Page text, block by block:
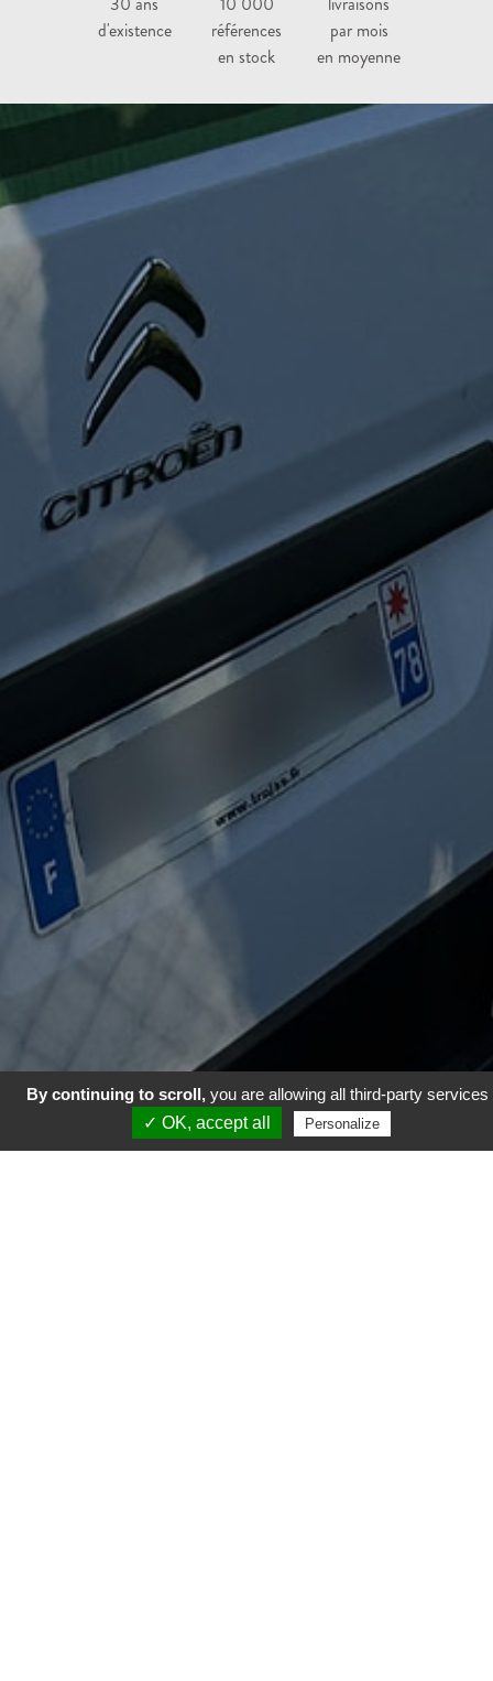
d'existence
références
en stock
par mois
en moyenne
LA SOLUTION
By continuing to scroll, you are allowing all third-party services
✓ OK, accept all
Personalize